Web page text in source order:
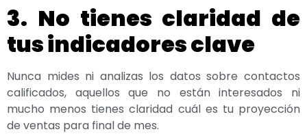
3. No tienes claridad de
tus indicadores clave
Nunca mides ni analizas los datos sobre contactos
calificados, aquellos que no están interesados ni
mucho menos tienes claridad cuál es tu proyección
de ventas para final de mes.